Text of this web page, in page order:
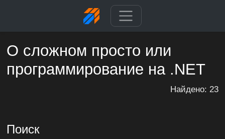
О сложном просто или
программирование на .NET
Найдено: 23
Поиск